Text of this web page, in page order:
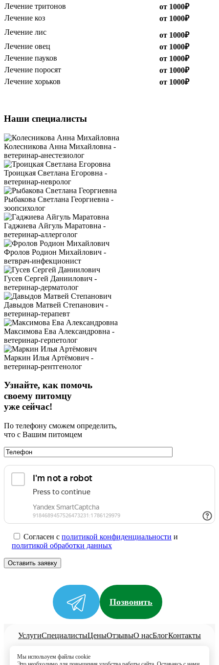
Лечение тритонов
от 1000₽
Лечение коз
от 1000₽
Лечение лис
от 1000₽
Лечение овец
от 1000₽
Лечение пауков
от 1000₽
Лечение поросят
от 1000₽
Лечение хорьков
от 1000₽
Наши специалисты
Колесникова Анна Михайловна -
ветеринар-анестезиолог
Троицкая Светлана Егоровна -
ветеринар-невролог
Рыбакова Светлана Георгиевна -
зоопсихолог
Гаджиева Айгуль Маратовна -
ветеринар-аллерголог
Фролов Родион Михайлович -
ветврач-инфекционист
Гусев Сергей Даниилович -
ветеринар-дерматолог
Давыдов Матвей Степанович -
ветеринар-терапевт
Максимова Ева Александровна -
ветеринар-герпетолог
Маркин Илья Артёмович -
ветеринар-рентгенолог
Узнайте, как помочь
своему питомцу
уже сейчас!
По телефону сможем определить,
что с Вашим питомцем
Согласен с политикой конфиденциальности и
политикой обработки данных
Мы используем файлы cookie
Позвонить
УслугиСпециалистыЦеныОтзывыО насБлогКонтакты
Согласие на обработку